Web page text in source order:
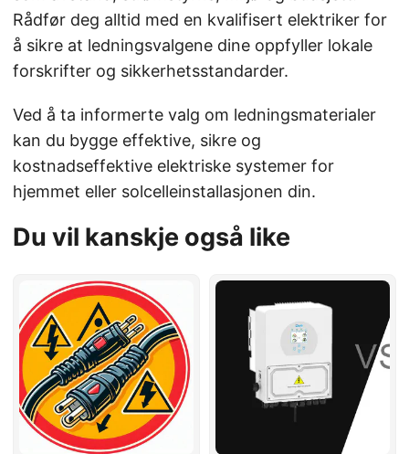
Rådfør deg alltid med en kvalifisert elektriker for
å sikre at ledningsvalgene dine oppfyller lokale
forskrifter og sikkerhetsstandarder.
Ved å ta informerte valg om ledningsmaterialer
kan du bygge effektive, sikre og
kostnadseffektive elektriske systemer for
hjemmet eller solcelleinstallasjonen din.
Du vil kanskje også like